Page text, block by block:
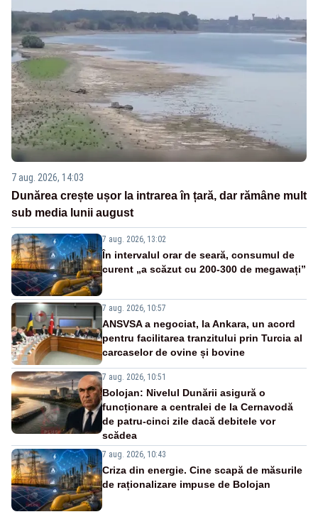
7 aug. 2026, 14:03
Dunărea crește ușor la intrarea în țară, dar rămâne mult
sub media lunii august
7 aug. 2026, 13:02
În intervalul orar de seară, consumul de
curent „a scăzut cu 200-300 de megawați”
7 aug. 2026, 10:57
ANSVSA a negociat, la Ankara, un acord
pentru facilitarea tranzitului prin Turcia al
carcaselor de ovine și bovine
7 aug. 2026, 10:51
Bolojan: Nivelul Dunării asigură o
funcționare a centralei de la Cernavodă
de patru-cinci zile dacă debitele vor
scădea
7 aug. 2026, 10:43
Criza din energie. Cine scapă de măsurile
de raționalizare impuse de Bolojan